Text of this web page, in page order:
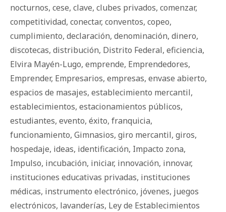
nocturnos, cese, clave, clubes privados, comenzar,
competitividad, conectar, conventos, copeo,
cumplimiento, declaración, denominación, dinero,
discotecas, distribución, Distrito Federal, eficiencia,
Elvira Mayén-Lugo, emprende, Emprendedores,
Emprender, Empresarios, empresas, envase abierto,
espacios de masajes, establecimiento mercantil,
establecimientos, estacionamientos públicos,
estudiantes, evento, éxito, franquicia,
funcionamiento, Gimnasios, giro mercantil, giros,
hospedaje, ideas, identificación, Impacto zona,
Impulso, incubación, iniciar, innovación, innovar,
instituciones educativas privadas, instituciones
médicas, instrumento electrónico, jóvenes, juegos
electrónicos, lavanderías, Ley de Establecimientos